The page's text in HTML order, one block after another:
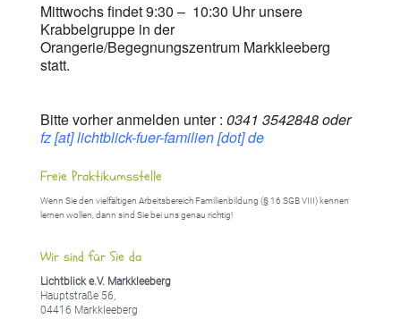
Mittwochs findet 9:30 – 10:30 Uhr unsere
Krabbelgruppe in der
Orangerie/Begegnungszentrum Markkleeberg
statt.
Bitte vorher anmelden unter : 0341 3542848 oder
fz [at] lichtblick-fuer-familien [dot] de
Freie Praktikumsstelle
Wenn Sie den vielfältigen Arbeitsbereich Familienbildung (§ 16 SGB VIII) kennen
lernen wollen, dann sind Sie bei uns genau richtig!
Wir sind für Sie da
Lichtblick e.V. Markkleeberg
Hauptstraße 56,
04416 Markkleeberg